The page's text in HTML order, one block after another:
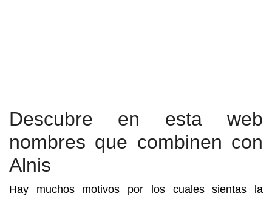
Descubre en esta web
nombres que combinen con
Alnis
Hay muchos motivos por los cuales sientas la